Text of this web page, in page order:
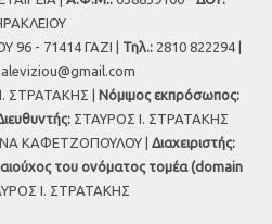
96 - 71414 ΓΑΖΙ | Τηλ.: 2810 822294 |
ΣΤΡΑΤΑΚΗΣ | Νόμιμος εκπρόσωπος:
ΣΤΑΥΡΟΣ Ι. ΣΤΡΑΤΑΚΗΣ
ΚΑΦΕΤΖΟΠΟΥΛΟΥ | Διαχειριστής:
του ονόματος τομέα (domain
Ι. ΣΤΡΑΤΑΚΗΣ